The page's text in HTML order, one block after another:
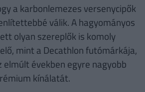
a karbonlemezes versenycipők
válik. A hagyományos
olyan szereplők is komoly
mint a Decathlon futómárkája,
elmúlt években egyre nagyobb
kínálatát.